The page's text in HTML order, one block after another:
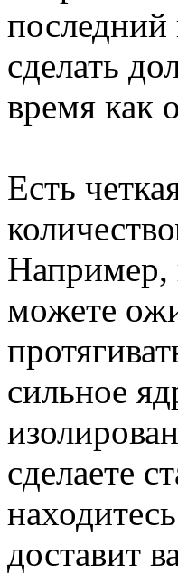
сделать
время как
Есть
Например,
можете
сильное
сделаете
доставит